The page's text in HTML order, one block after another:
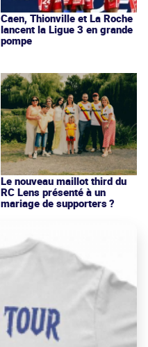
Caen, Thionville et La Roche
lancent la Ligue 3 en grande
pompe
Le nouveau maillot third du
RC Lens présenté à un
mariage de supporters ?